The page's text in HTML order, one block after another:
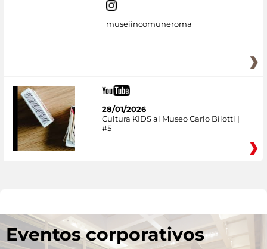
museiincomuneroma
28/01/2026
Cultura KIDS al Museo Carlo Bilotti |
#5
Eventos corporativos